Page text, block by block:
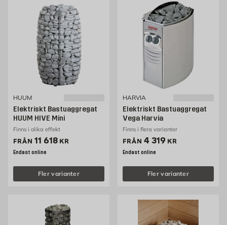
HUUM
Elektriskt Bastuaggregat
HUUM HIVE Mini
Finns i olika effekt
FRÅN Pris 11618 kr
11 618 KR
Endast online
Fler varianter
HARVIA
Elektriskt Bastuaggregat
Vega Harvia
Finns i flera varianter
FRÅN Pris 4319 kr
4 319 KR
Endast online
Fler varianter